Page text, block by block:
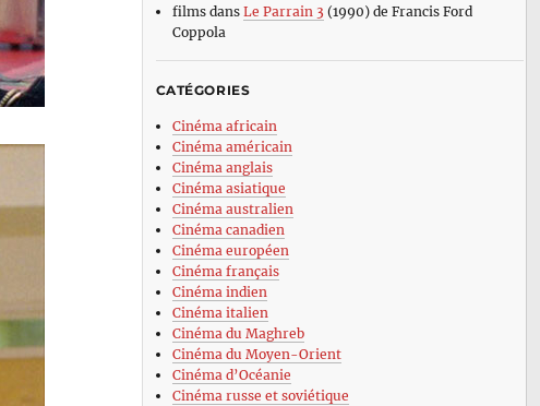
filmsdans Le Parrain 3 (1990) de Francis Ford
Coppola
CATÉGORIES
Cinéma africain
Cinéma américain
Cinéma anglais
Cinéma asiatique
Cinéma australien
Cinéma canadien
Cinéma européen
Cinéma français
Cinéma indien
Cinéma italien
Cinéma du Maghreb
Cinéma du Moyen-Orient
Cinéma d’Océanie
Cinéma russe et soviétique